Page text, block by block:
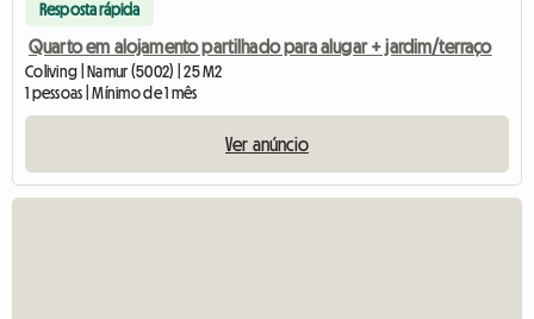
Resposta rápida
Quarto em alojamento partilhado para alugar + jardim/terraço
Coliving | Namur (5002) | 25 M2
1 pessoas | Mínimo de 1 mês
Ver anúncio